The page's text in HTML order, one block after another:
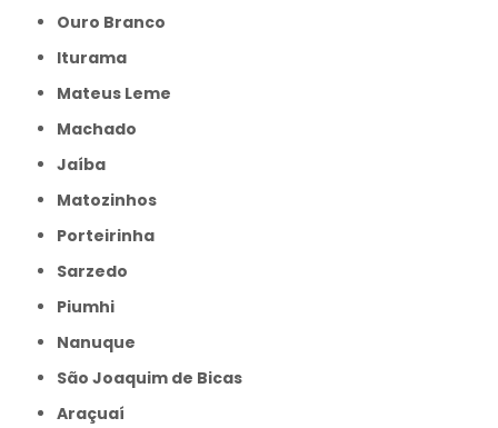
Ouro Branco
Iturama
Mateus Leme
Machado
Jaíba
Matozinhos
Porteirinha
Sarzedo
Piumhi
Nanuque
São Joaquim de Bicas
Araçuaí